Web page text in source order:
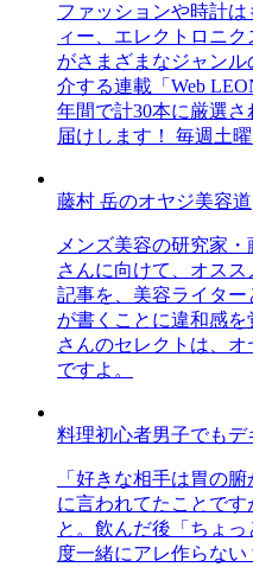
ファッションや時計
ィー、エレクトロニ
がさまざまなジャン
介する連載「Web
年間で計30本に厳選
届けします！ 毎週土曜
藤村 岳のオヤジ美容道
メンズ美容の研究家
さんに向けて、オス
記事を、美容ライタ
が書くことに違和感
さんのセレクトは、
ですよ。
料理初心者男子でも
「好きな相手は胃の
に言われてたことで
と。飲んだ後「ちょ
度一緒にアレ作らな